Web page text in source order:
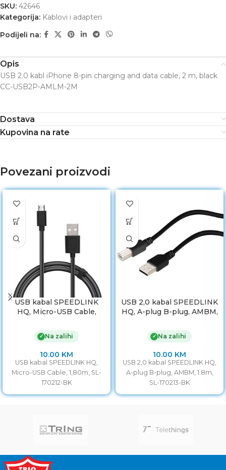
SKU: 42646
Kategorija: Kablovi i adapteri
Podijeli na:
Opis
USB 2.0 kabl iPhone 8-pin charging and data cable, 2 m, black
CC-USB2P-AMLM-2M
Dostava
Kupovina na rate
Povezani proizvodi
USB kabal SPEEDLINK
HQ, Micro-USB Cable,
✓ Na zalihi
10.00 KM
USB kabal SPEEDLINK HQ,
Micro-USB Cable, 1,80m, SL-
170212-BK
USB 2,0 kabal SPEEDLINK
HQ, A-plug B-plug, AMBM,
✓ Na zalihi
10.00 KM
USB 2,0 kabal SPEEDLINK HQ,
A-plug B-plug, AMBM, 1.8m,
SL-170213-BK